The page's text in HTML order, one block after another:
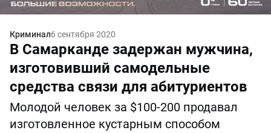
Криминал6 сентября 2020
В Самарканде задержан мужчина,
изготовивший самодельные
средства связи для абитуриентов
Молодой человек за $100-200 продавал
изготовленное кустарным способом